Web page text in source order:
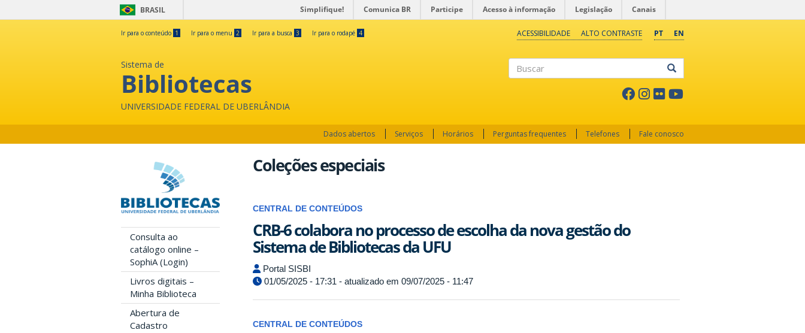
BRASIL Simplifique! Comunica BR Participe Acesso à informação Legislação Canais
Ir para o conteúdo 1 Ir para o menu 2 Ir para a busca 3 Ir para o rodapé 4 PT EN
ACESSIBILIDADE ALTO CONTRASTE
Sistema de
Bibliotecas
UNIVERSIDADE FEDERAL DE UBERLÂNDIA
Dados abertos Serviços Horários Perguntas frequentes Telefones Fale conosco
Consulta ao
catálogo online –
SophiA (Login)
Livros digitais –
Minha Biblioteca
Abertura de
Cadastro
Coleções especiais
CENTRAL DE CONTEÚDOS
CRB-6 colabora no processo de escolha da nova gestão do
Sistema de Bibliotecas da UFU
Portal SISBI
01/05/2025 - 17:31 - atualizado em 09/07/2025 - 11:47
CENTRAL DE CONTEÚDOS